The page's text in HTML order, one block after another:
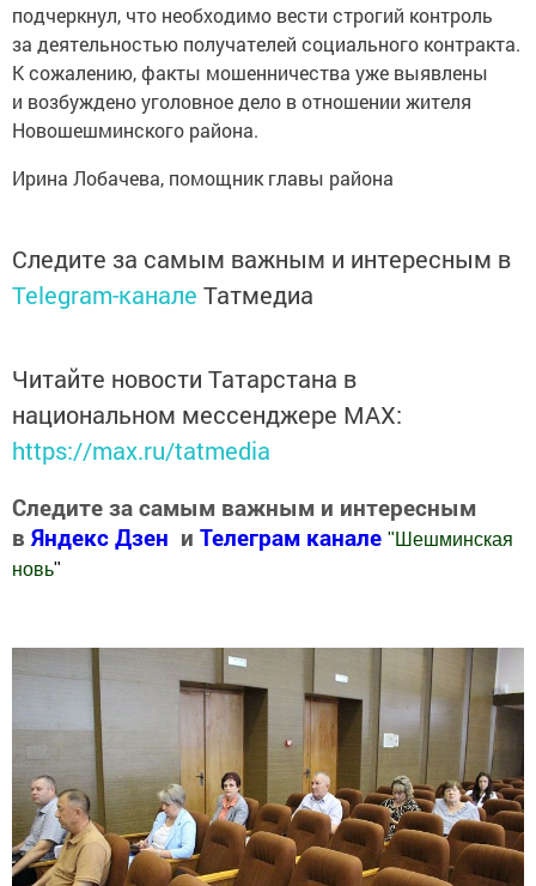
подчеркнул, что необходимо вести строгий контроль
за деятельностью получателей социального контракта.
К сожалению, факты мошенничества уже выявлены
и возбуждено уголовное дело в отношении жителя
Новошешминского района.
Ирина Лобачева, помощник главы района
Следите за самым важным и интересным в
Telegram-канале Татмедиа
Читайте новости Татарстана в
национальном мессенджере MАХ:
https://max.ru/tatmedia
Следите за самым важным и интересным
в Яндекс Дзен и Телеграм канале " Шешминская
новь"